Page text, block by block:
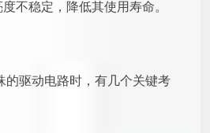
不稳定，降低其使用寿命。
的驱动电路时，有几个关键考